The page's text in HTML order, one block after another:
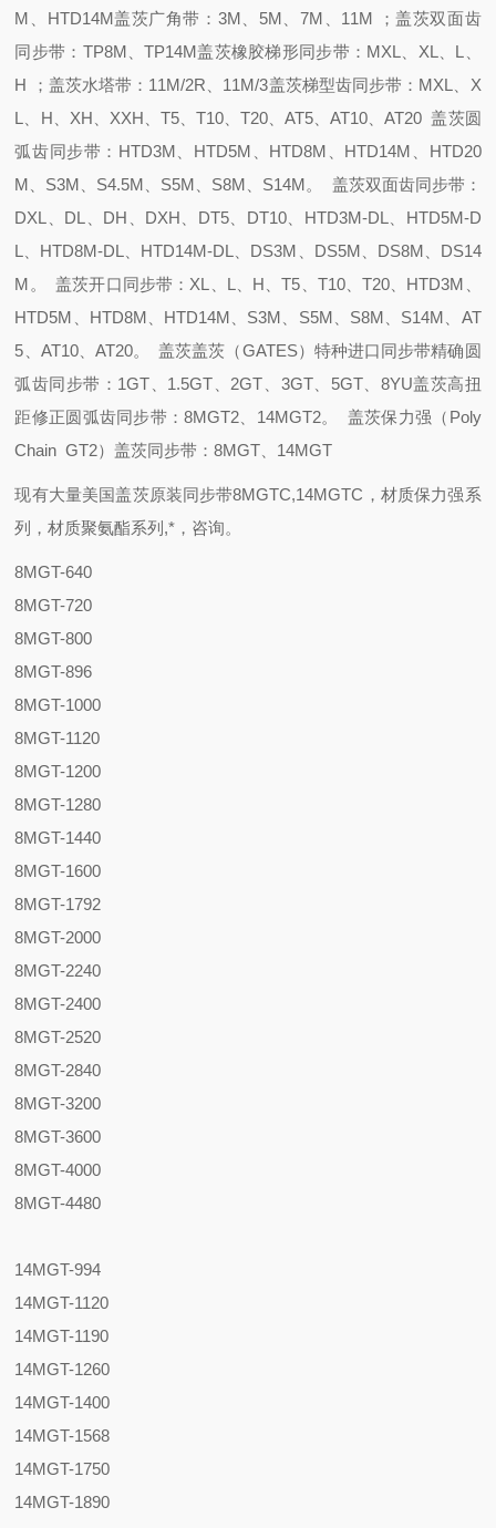
M、HTD14M盖茨广角带：3M、5M、7M、11M ； 盖茨双面齿
同步带：TP8M、TP14M盖茨橡胶梯形同步带：MXL、XL、L、
H ； 盖茨水塔带：11M/2R、11M/3盖茨梯型齿同步带：MXL、X
L、H、XH、XXH、T5、T10、T20、AT5、AT10、AT20盖茨圆
弧齿同步带：HTD3M、HTD5M、HTD8M、HTD14M、HTD20
M、S3M、S4.5M、S5M、S8M、S14M。 盖茨双面齿同步带：
DXL、DL、DH、DXH、DT5、DT10、HTD3M-DL、HTD5M-D
L、HTD8M-DL、HTD14M-DL、DS3M、DS5M、DS8M、DS14
M。盖茨开口同步带：XL、L、H、T5、T10、T20、HTD3M、
HTD5M、HTD8M、HTD14M、S3M、S5M、S8M、S14M、AT
5、AT10、AT20。盖茨盖茨（GATES）特种进口同步带精确圆
弧齿同步带：1GT、1.5GT、2GT、3GT、5GT、8YU盖茨高扭
距修正圆弧齿同步带：8MGT2、14MGT2。 盖茨保力强（Poly
Chain GT2）盖茨同步带：8MGT、14MGT
现有大量美国盖茨原装同步带8MGTC,14MGTC，材质保力强系
列，材质聚氨酯系列 ,*，咨询。
8MGT-640
8MGT-720
8MGT-800
8MGT-896
8MGT-1000
8MGT-1120
8MGT-1200
8MGT-1280
8MGT-1440
8MGT-1600
8MGT-1792
8MGT-2000
8MGT-2240
8MGT-2400
8MGT-2520
8MGT-2840
8MGT-3200
8MGT-3600
8MGT-4000
8MGT-4480
14MGT-994
14MGT-1120
14MGT-1190
14MGT-1260
14MGT-1400
14MGT-1568
14MGT-1750
14MGT-1890